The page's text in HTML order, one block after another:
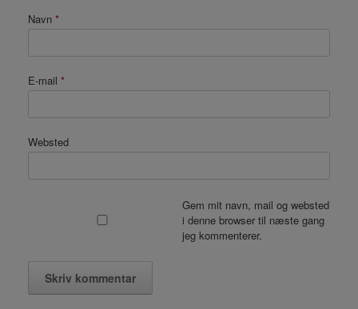
Navn *
E-mail *
Websted
Gem mit navn, mail og websted
i denne browser til næste gang
jeg kommenterer.